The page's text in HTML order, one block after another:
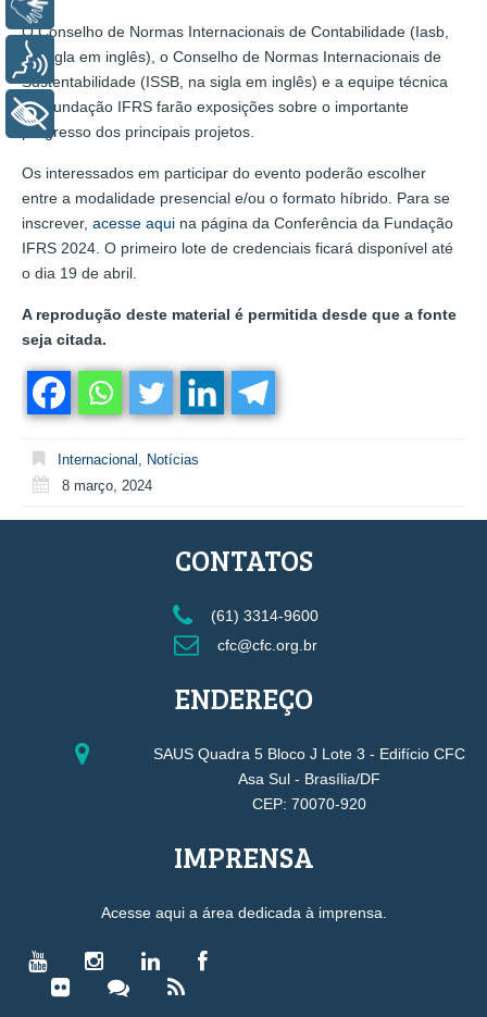
O Conselho de Normas Internacionais de Contabilidade (Iasb,
na sigla em inglês), o Conselho de Normas Internacionais de
Sustentabilidade (ISSB, na sigla em inglês) e a equipe técnica
da Fundação IFRS farão exposições sobre o importante
progresso dos principais projetos.
Os interessados em participar do evento poderão escolher
entre a modalidade presencial e/ou o formato híbrido. Para se
inscrever, acesse aqui na página da Conferência da Fundação
IFRS 2024. O primeiro lote de credenciais ficará disponível até
o dia 19 de abril.
A reprodução deste material é permitida desde que a fonte
seja citada.
Internacional
Notícias
8 março, 2024
CONTATOS
(61) 3314-9600
cfc@cfc.org.br
ENDEREÇO
SAUS Quadra 5 Bloco J Lote 3 - Edifício CFC
Asa Sul - Brasília/DF
CEP: 70070-920
IMPRENSA
Acesse aqui a área dedicada à imprensa.
Voz
+ Acessibilidade